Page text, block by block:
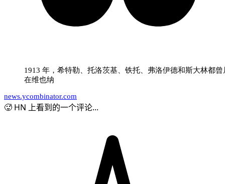
1913 年，希特勒、托洛茨基、铁托、弗洛伊德和斯大林都曾
在维也纳
news.ycombinator.com
🥵 HN 上看到的一个评论...